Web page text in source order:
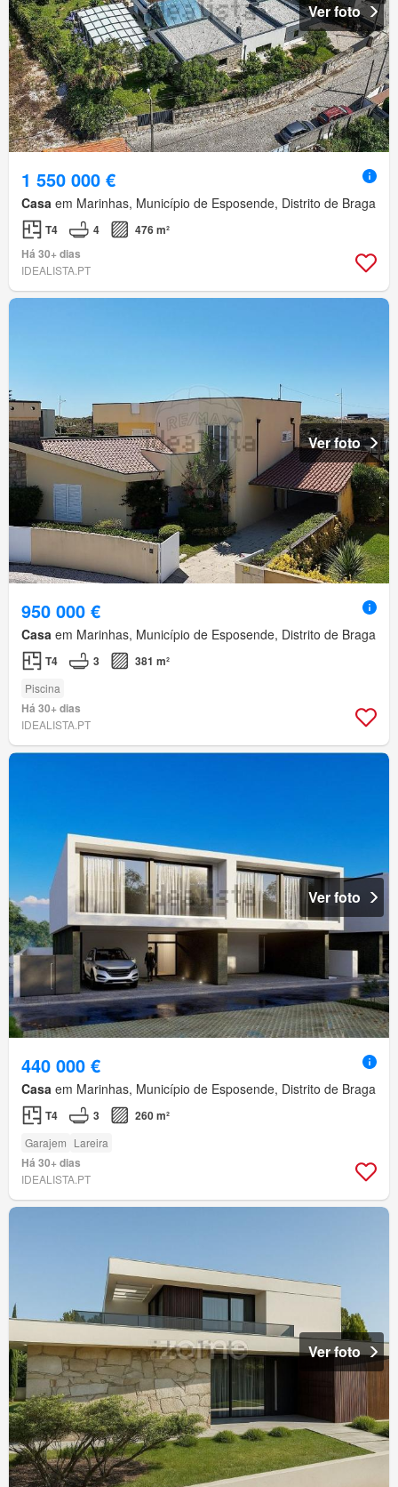
Ver foto
1 550 000 €
Casa em Marinhas, Município de Esposende, Distrito de Braga
T4 4
476 m²
Há 30+ dias
IDEALISTA.PT
Ver foto
950 000 €
Casa em Marinhas, Município de Esposende, Distrito de Braga
T4 3 381 m²
Piscina
Há 30+ dias
IDEALISTA.PT
Ver foto
440 000 €
Casa em Marinhas, Município de Esposende, Distrito de Braga
T4 3 260 m²
Garajem Lareira
Há 30+ dias
IDEALISTA.PT
Ver foto